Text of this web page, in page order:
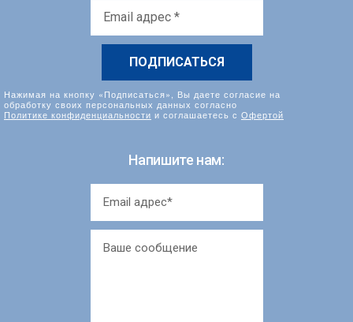
Нажимая на кнопку «Подписаться», Вы даете согласие на
обработку своих персональных данных согласно
Политике конфиденциальности и соглашаетесь с Офертой
Напишите нам: